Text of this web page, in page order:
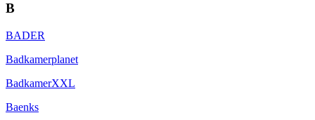
B
BADER
Badkamerplanet
BadkamerXXL
Baenks